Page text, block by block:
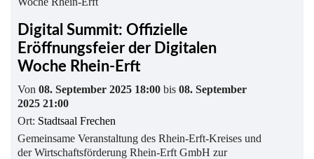
Digital Summit: Offizielle
Eröffnungsfeier der Digitalen
Woche Rhein-Erft
Von 08. September 2025 18:00 bis 08. September
2025 21:00
Ort: Stadtsaal Frechen
Gemeinsame Veranstaltung des Rhein-Erft-Kreises und
der Wirtschaftsförderung Rhein-Erft GmbH zur